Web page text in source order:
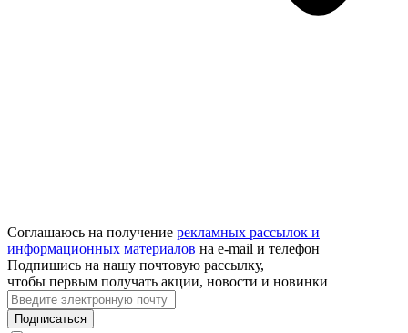
Соглашаюсь на получение рекламных рассылок и
информационных материалов на e‑mail и телефон
Подпишись на нашу почтовую рассылку,
чтобы первым получать акции, новости и новинки
Подписаться